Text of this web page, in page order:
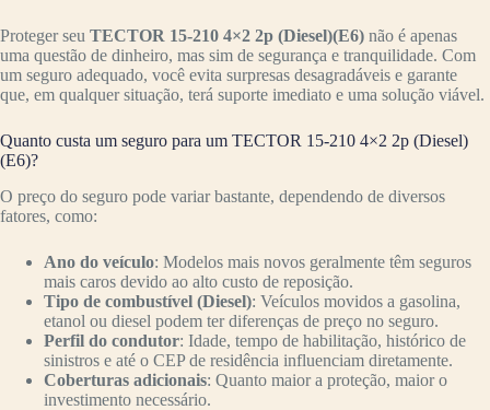
Proteger seu TECTOR 15-210 4×2 2p (Diesel)(E6) não é apenas
uma questão de dinheiro, mas sim de segurança e tranquilidade. Com
um seguro adequado, você evita surpresas desagradáveis e garante
que, em qualquer situação, terá suporte imediato e uma solução viável.
Quanto custa um seguro para um TECTOR 15-210 4×2 2p (Diesel)
(E6)?
O preço do seguro pode variar bastante, dependendo de diversos
fatores, como:
Ano do veículo: Modelos mais novos geralmente têm seguros
mais caros devido ao alto custo de reposição.
Tipo de combustível (Diesel): Veículos movidos a gasolina,
etanol ou diesel podem ter diferenças de preço no seguro.
Perfil do condutor: Idade, tempo de habilitação, histórico de
sinistros e até o CEP de residência influenciam diretamente.
Coberturas adicionais: Quanto maior a proteção, maior o
investimento necessário.